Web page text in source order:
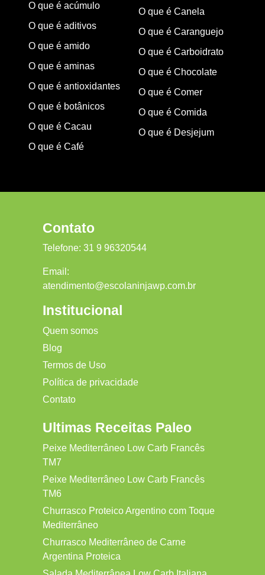
O que é acúmulo
O que é aditivos
O que é amido
O que é aminas
O que é antioxidantes
O que é botânicos
O que é Cacau
O que é Café
O que é Canela
O que é Caranguejo
O que é Carboidrato
O que é Chocolate
O que é Comer
O que é Comida
O que é Desjejum
Contato
Telefone: 31 9 96320544
Email:
atendimento@escolaninjawp.com.br
Institucional
Quem somos
Blog
Termos de Uso
Política de privacidade
Contato
Ultimas Receitas Paleo
Peixe Mediterrâneo Low Carb Francês
TM7
Peixe Mediterrâneo Low Carb Francês
TM6
Churrasco Proteico Argentino com Toque
Mediterrâneo
Churrasco Mediterrâneo de Carne
Argentina Proteica